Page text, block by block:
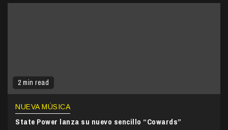
2 min read
NUEVA MÚSICA
State Power lanza su nuevo sencillo “Cowards”